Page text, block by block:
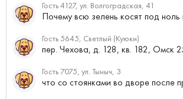
Гость 4127, ул. Волгоградская, 41
Гость 5645, Светлый (Куюки)
пер. Чехова, д. 128, кв. 182, Омск
Гость 7075, ул. Тыныч, 3